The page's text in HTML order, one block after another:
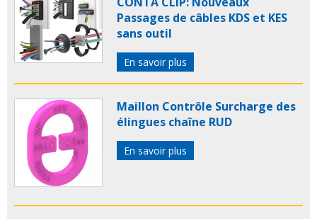
Passages de câbles KDS et KES
sans outil
En savoir plus
Maillon Contrôle Surcharge des
élingues chaîne RUD
En savoir plus